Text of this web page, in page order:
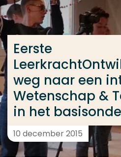
Ga direct naar de content
... > Eerste
Eerste
weg naar een
Wetenschap &
in het
10 december 2015
Veel gezocht
Opleiding
Contact